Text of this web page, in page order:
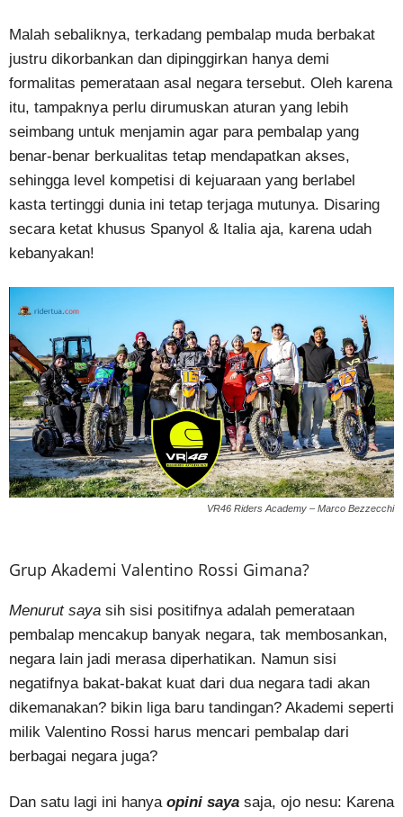
Malah sebaliknya, terkadang pembalap muda berbakat
justru dikorbankan dan dipinggirkan hanya demi
formalitas pemerataan asal negara tersebut. Oleh karena
itu, tampaknya perlu dirumuskan aturan yang lebih
seimbang untuk menjamin agar para pembalap yang
benar-benar berkualitas tetap mendapatkan akses,
sehingga level kompetisi di kejuaraan yang berlabel
kasta tertinggi dunia ini tetap terjaga mutunya. Disaring
secara ketat khusus Spanyol & Italia aja, karena udah
kebanyakan!
VR46 Riders Academy – Marco Bezzecchi
Grup Akademi Valentino Rossi Gimana?
Menurut saya sih sisi positifnya adalah pemerataan
pembalap mencakup banyak negara, tak membosankan,
negara lain jadi merasa diperhatikan. Namun sisi
negatifnya bakat-bakat kuat dari dua negara tadi akan
dikemanakan? bikin liga baru tandingan? Akademi seperti
milik Valentino Rossi harus mencari pembalap dari
berbagai negara juga?
Dan satu lagi ini hanya opini saya saja, ojo nesu: Karena